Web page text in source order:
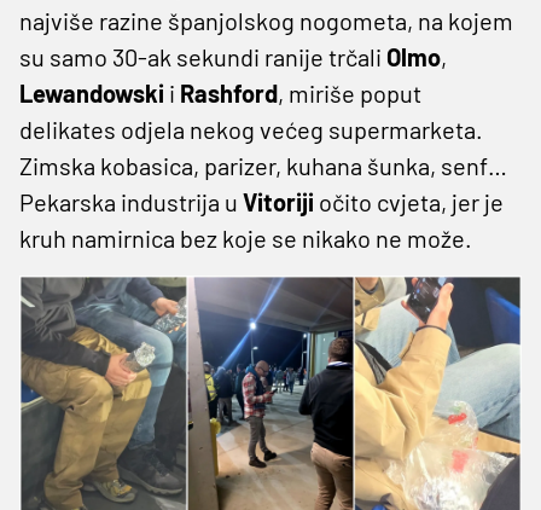
najviše razine španjolskog nogometa, na kojem
su samo 30-ak sekundi ranije trčali Olmo,
Lewandowski i Rashford, miriše poput
delikates odjela nekog većeg supermarketa.
Zimska kobasica, parizer, kuhana šunka, senf…
Pekarska industrija u Vitoriji očito cvjeta, jer je
kruh namirnica bez koje se nikako ne može.